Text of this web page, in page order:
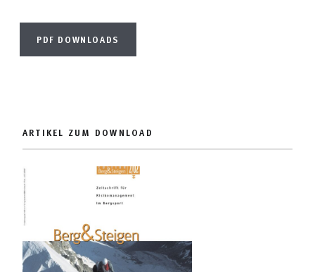
PDF DOWNLOADS
ARTIKEL ZUM DOWNLOAD